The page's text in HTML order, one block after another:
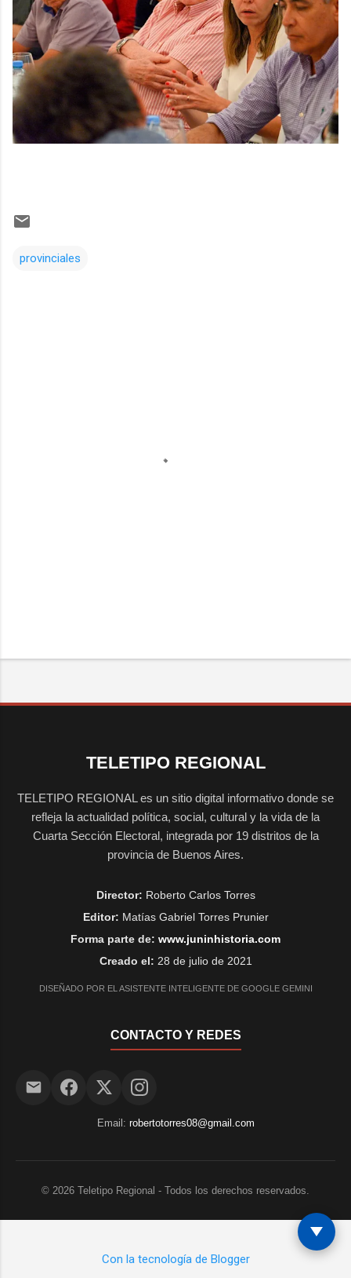
provinciales
TELETIPO REGIONAL
TELETIPO REGIONAL es un sitio digital informativo donde se
refleja la actualidad política, social, cultural y la vida de la
Cuarta Sección Electoral, integrada por 19 distritos de la
provincia de Buenos Aires.
Director: Roberto Carlos Torres
Editor: Matías Gabriel Torres Prunier
Forma parte de: www.juninhistoria.com
Creado el: 28 de julio de 2021
DISEÑADO POR EL ASISTENTE INTELIGENTE DE GOOGLE GEMINI
CONTACTO Y REDES
Email: robertotorres08@gmail.com
© 2026 Teletipo Regional - Todos los derechos reservados.
Con la tecnología de Blogger